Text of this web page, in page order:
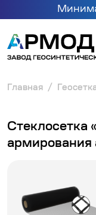
Главная
Стеклосетка
армирования